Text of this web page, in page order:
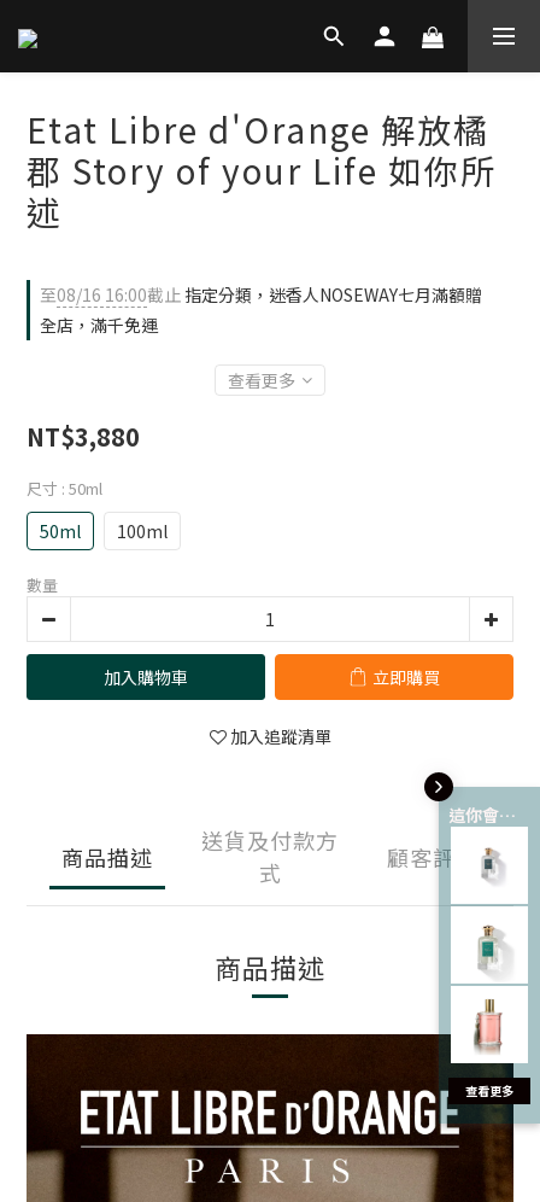
這你會愛 💘
Etat Libre d'Orange 解放橘
郡 Story of your Life 如你所
述
至08/16 16:00截止 指定分類，迷香人NOSEWAY七月滿額贈
全店，滿千免運
查看更多
NT$3,880
尺寸 : 50ml
50ml 100ml
數量
加入購物車 立即購買
加入追蹤清單
商品描述
送貨及付款方
式
顧客評價
商品描述